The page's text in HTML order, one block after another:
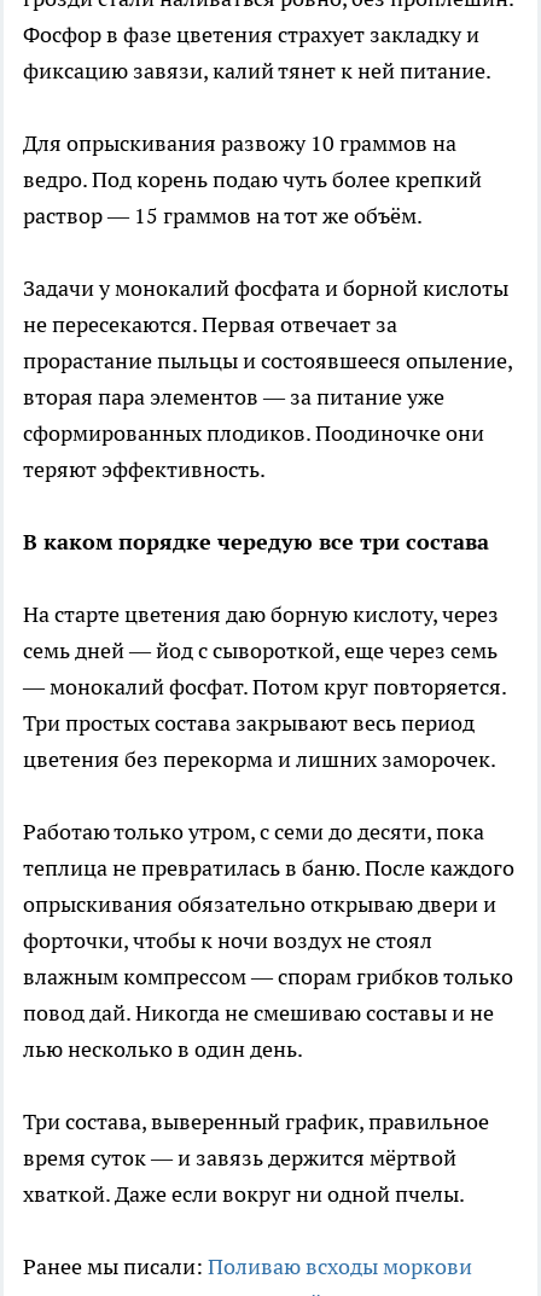
Фосфор в фазе цветения страхует закладку и
фиксацию завязи, калий тянет к ней питание.
Для опрыскивания развожу 10 граммов на
ведро. Под корень подаю чуть более крепкий
раствор — 15 граммов на тот же объём.
Задачи у монокалий фосфата и борной кислоты
не пересекаются. Первая отвечает за
прорастание пыльцы и состоявшееся опыление,
вторая пара элементов — за питание уже
сформированных плодиков. Поодиночке они
теряют эффективность.
В каком порядке чередую все три состава
На старте цветения даю борную кислоту, через
семь дней — йод с сывороткой, еще через семь
— монокалий фосфат. Потом круг повторяется.
Три простых состава закрывают весь период
цветения без перекорма и лишних заморочек.
Работаю только утром, с семи до десяти, пока
теплица не превратилась в баню. После каждого
опрыскивания обязательно открываю двери и
форточки, чтобы к ночи воздух не стоял
влажным компрессом — спорам грибков только
повод дай. Никогда не смешиваю составы и не
лью несколько в один день.
Три состава, выверенный график, правильное
время суток — и завязь держится мёртвой
хваткой. Даже если вокруг ни одной пчелы.
Ранее мы писали: Поливаю всходы моркови